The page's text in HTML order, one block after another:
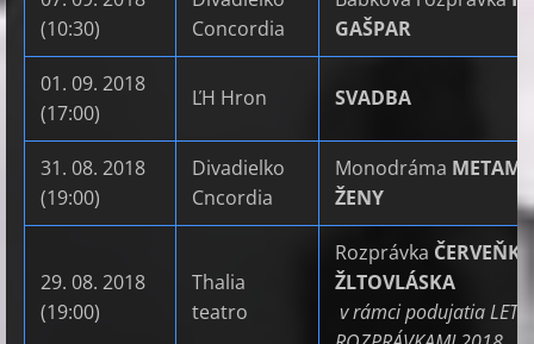
(10:30)
Concordia
GAŠPAR
01. 09. 2018
(17:00)
ĽH Hron SVADBA
31. 08. 2018
(19:00)
Divadielko
Cncordia
Monodráma
ŽENY
29. 08. 2018
(19:00)
Thalia
teatro
Rozprávka
ŽLTOVLÁSKA
v rámci podujatia